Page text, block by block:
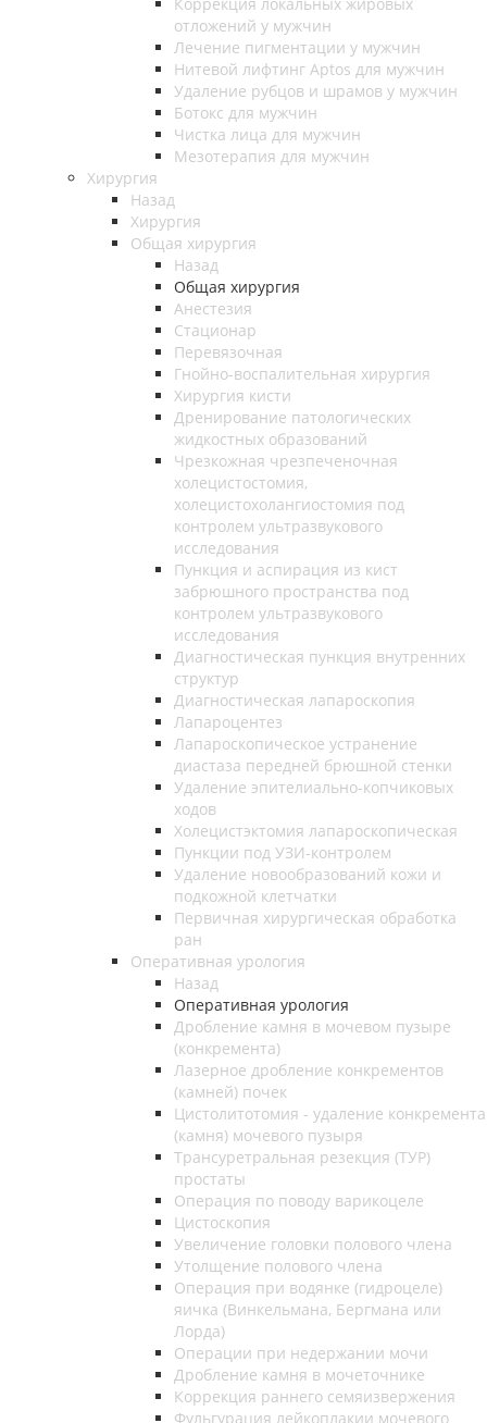
отложений у мужчин
Лечение пигментации у мужчин
Нитевой лифтинг Aptos для мужчин
Удаление рубцов и шрамов у мужчин
Ботокс для мужчин
Чистка лица для мужчин
Мезотерапия для мужчин
Хирургия
Назад
Хирургия
Общая хирургия
Назад
Общая хирургия
Анестезия
Стационар
Перевязочная
Гнойно-воспалительная хирургия
Хирургия кисти
Дренирование патологических
жидкостных образований
Чрезкожная чрезпеченочная
холецистостомия,
холецистохолангиостомия под
контролем ультразвукового
исследования
Пункция и аспирация из кист
забрюшного пространства под
контролем ультразвукового
исследования
Диагностическая пункция внутренних
структур
Диагностическая лапароскопия
Лапароцентез
Лапароскопическое устранение
диастаза передней брюшной стенки
Удаление эпителиально-копчиковых
ходов
Холецистэктомия лапароскопическая
Пункции под УЗИ-контролем
Удаление новообразований кожи и
подкожной клетчатки
Первичная хирургическая обработка
ран
Оперативная урология
Назад
Оперативная урология
Дробление камня в мочевом пузыре
(конкремента)
Лазерное дробление конкрементов
(камней) почек
Цистолитотомия - удаление конкремента
(камня) мочевого пузыря
Трансуретральная резекция (ТУР)
простаты
Операция по поводу варикоцеле
Цистоскопия
Увеличение головки полового члена
Утолщение полового члена
Операция при водянке (гидроцеле)
яичка (Винкельмана, Бергмана или
Лорда)
Операции при недержании мочи
Дробление камня в мочеточнике
Коррекция раннего семяизвержения
Фульгурация лейкоплакии мочевого